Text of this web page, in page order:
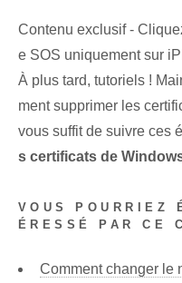
Contenu exclusif -
e SOS uniquement sur
À plus tard, tutoriels !
ment supprimer les
vous suffit de suivre ces
s certificats de
VOUS POURRIEZ
ÉRESSÉ PAR CE
Comment changer le